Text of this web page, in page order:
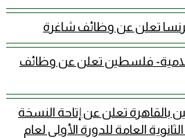
فرنسا تعلن عن وظائف شاغرة
فلسطين تعلن عن وظائف
تعلن عن إتاحة النسخة
العامة للدورة الأولى لعام